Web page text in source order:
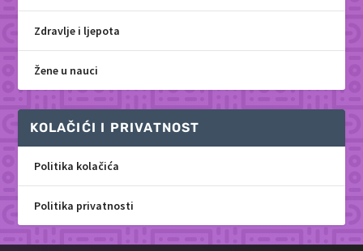
Zdravlje i ljepota
Žene u nauci
KOLAČIĆI I PRIVATNOST
Politika kolačića
Politika privatnosti